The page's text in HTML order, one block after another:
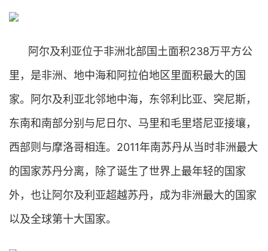
阿尔及利亚位于非洲北部国土面积238万平方公
里，是非洲、地中海和阿拉伯地区里面积最大的国
家。阿尔及利亚北邻地中海，东邻利比亚、突尼斯，
东南和南部分别与尼日尔、马里和毛里塔尼亚接壤，
西部则与摩洛哥相连。2011年南苏丹从当时非洲最大
的国家苏丹分离，除了诞生了世界上最年轻的国家
外，也让阿尔及利亚超越苏丹，成为非洲最大的国家
以及全球第十大国家。